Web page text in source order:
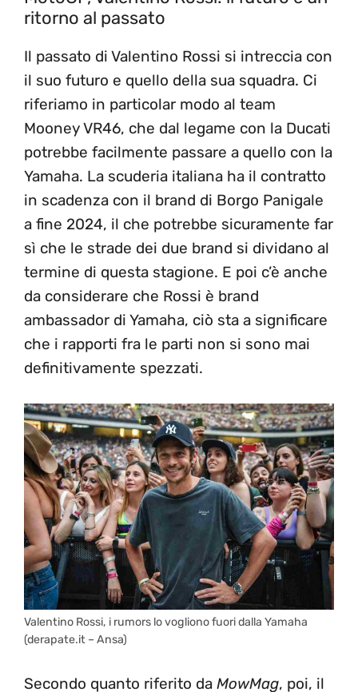
ritorno al passato
Il passato di Valentino Rossi si intreccia con
il suo futuro e quello della sua squadra. Ci
riferiamo in particolar modo al team
Mooney VR46, che dal legame con la Ducati
potrebbe facilmente passare a quello con la
Yamaha. La scuderia italiana ha il contratto
in scadenza con il brand di Borgo Panigale
a fine 2024, il che potrebbe sicuramente far
sì che le strade dei due brand si dividano al
termine di questa stagione. E poi c’è anche
da considerare che Rossi è brand
ambassador di Yamaha, ciò sta a significare
che i rapporti fra le parti non si sono mai
definitivamente spezzati.
Valentino Rossi, i rumors lo vogliono fuori dalla Yamaha
(derapate.it – Ansa)
Secondo quanto riferito da MowMag, poi, il